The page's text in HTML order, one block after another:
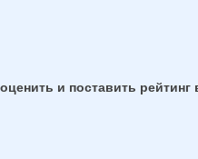
и поставить рейтинг